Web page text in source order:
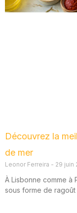
Découvrez la
de mer
Leonor Ferreira 29 juin
À Lisbonne comme à
sous forme de ragoût